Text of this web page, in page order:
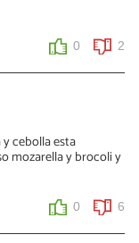
0 2
cebolla esta
mozarella y brocoli y
0 6